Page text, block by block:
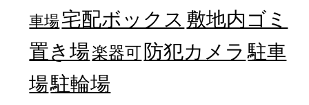
車場宅配ボックス 敷地内ゴミ
置き場楽器可防犯カメラ 駐車
場駐輪場